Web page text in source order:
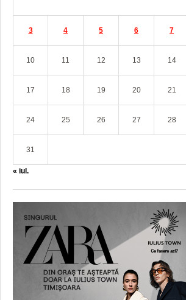
3 4 5 6 7
10 11 12 13 14
17 18 19 20 21
24 25 26 27 28
31
« iul.